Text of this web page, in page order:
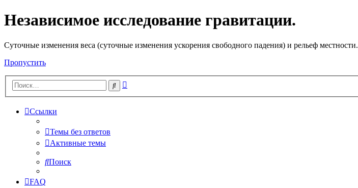
Независимое исследование гравитации.
Cуточные изменения веса (суточные изменения ускорения свободного падения) и рельеф местности.
Пропустить
Поиск
Ссылки
Темы без ответов
Активные темы
Поиск
FAQ